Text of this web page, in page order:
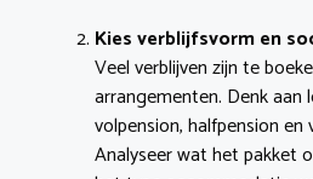
Kies verblijfsvorm en
Veel verblijven zijn te
arrangementen. Denk
volpension, halfpension en
Analyseer wat het pakket